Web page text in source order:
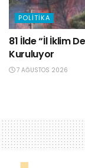
POLITIKA
81 İlde “İl İklim
Kuruluyor
7 AĞUSTOS 2026